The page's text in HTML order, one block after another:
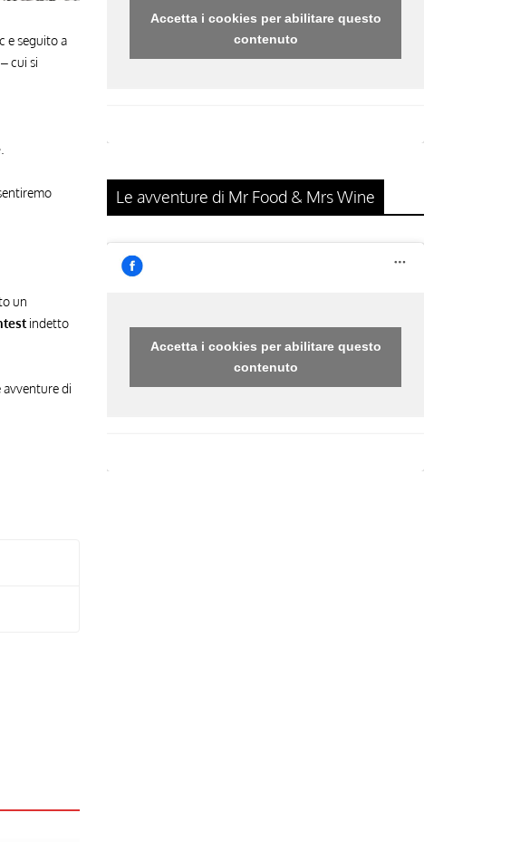
e seguito a
cui si
.
un
indetto
avventure di
Accetta i cookies per abilitare questo
contenuto
Le avventure di Mr Food & Mrs Wine
Accetta i cookies per abilitare questo
contenuto